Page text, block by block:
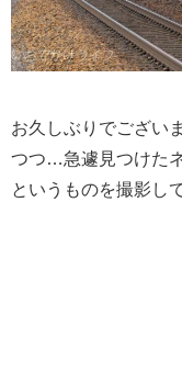
お久しぶりでござい
つつ…急遽見つけた
というものを撮影し